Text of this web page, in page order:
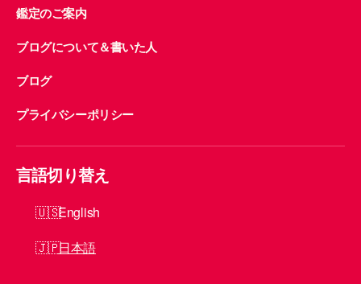
鑑定のご案内
ブログについて＆書いた人
ブログ
プライバシーポリシー
言語切り替え
English
日本語